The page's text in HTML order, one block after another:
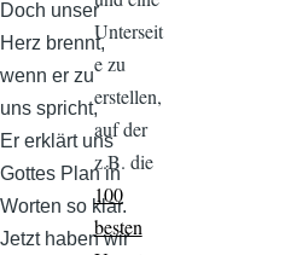
Doch unser
Herz brennt,
wenn er zu
uns spricht,
Er erklärt uns
Gottes Plan in
Worten so klar.
Jetzt haben wir
Unterseit
e zu
erstellen,
auf der
z.B. die
100
besten